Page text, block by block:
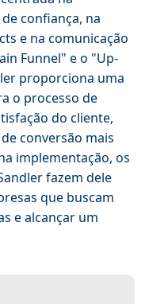
confiança, na
e na comunicação
Funnel" e o "Up-
proporciona uma
o processo de
do cliente,
conversão mais
implementação, os
fazem dele
que buscam
e alcançar um